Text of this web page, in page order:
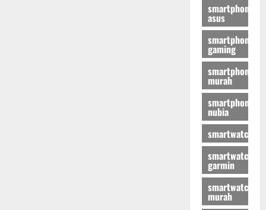
smartphone
asus
smartphone
gaming
smartphone
murah
smartphone
nubia
smartwatch
smartwatch
garmin
smartwatch
murah